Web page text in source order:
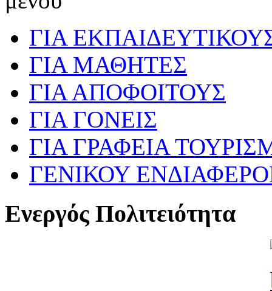
ΓΙΑ
ΓΙΑ ΜΑΘΗΤΕΣ
ΓΙΑ ΑΠΟΦΟΙΤΟΥΣ
ΓΙΑ ΓΟΝΕΙΣ
ΓΙΑ ΓΡΑΦΕΙΑ
ΓΕΝΙΚΟΥ
Ενεργός Πολιτειότητα